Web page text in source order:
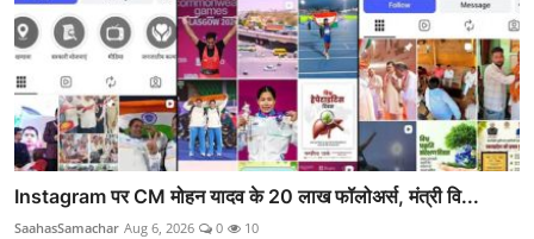
Instagram पर CM मोहन यादव के 20 लाख फॉलोअर्स, मंत्री वि...
SaahasSamachar Aug 6, 2026 0 10